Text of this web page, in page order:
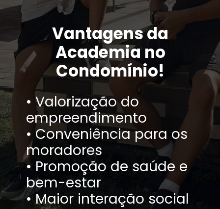
Vantagens da
Academia no
Condomínio!
• Valorização do
empreendimento
• Conveniência para os
moradores
• Promoção de saúde e
bem-estar
• Maior interação social